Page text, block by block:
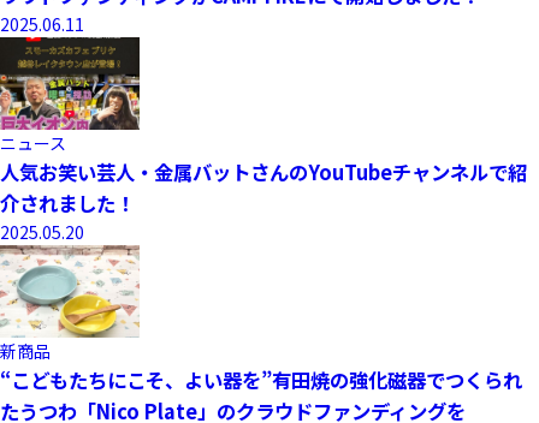
2025.06.11
ニュース
人気お笑い芸人・金属バットさんのYouTubeチャンネルで紹
介されました！
2025.05.20
新商品
“こどもたちにこそ、よい器を”有田焼の強化磁器でつくられ
たうつわ「Nico Plate」のクラウドファンディングを